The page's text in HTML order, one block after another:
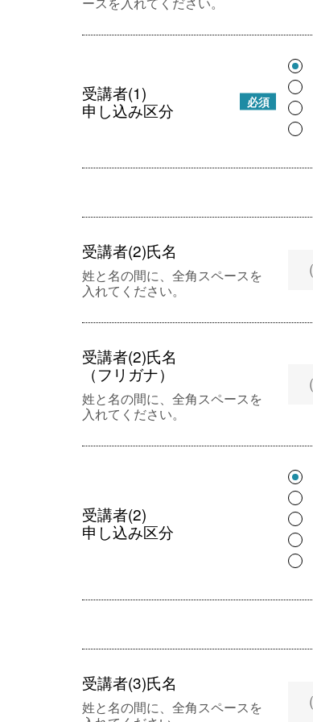
受講者(1)
申し込み区分
必須
受講者(2)氏名
姓と名の間に、全角スペースを
入れてください。
受講者(2)氏名
（フリガナ）
姓と名の間に、全角スペースを
入れてください。
受講者(2)
申し込み区分
受講者(3)氏名
姓と名の間に、全角スペースを